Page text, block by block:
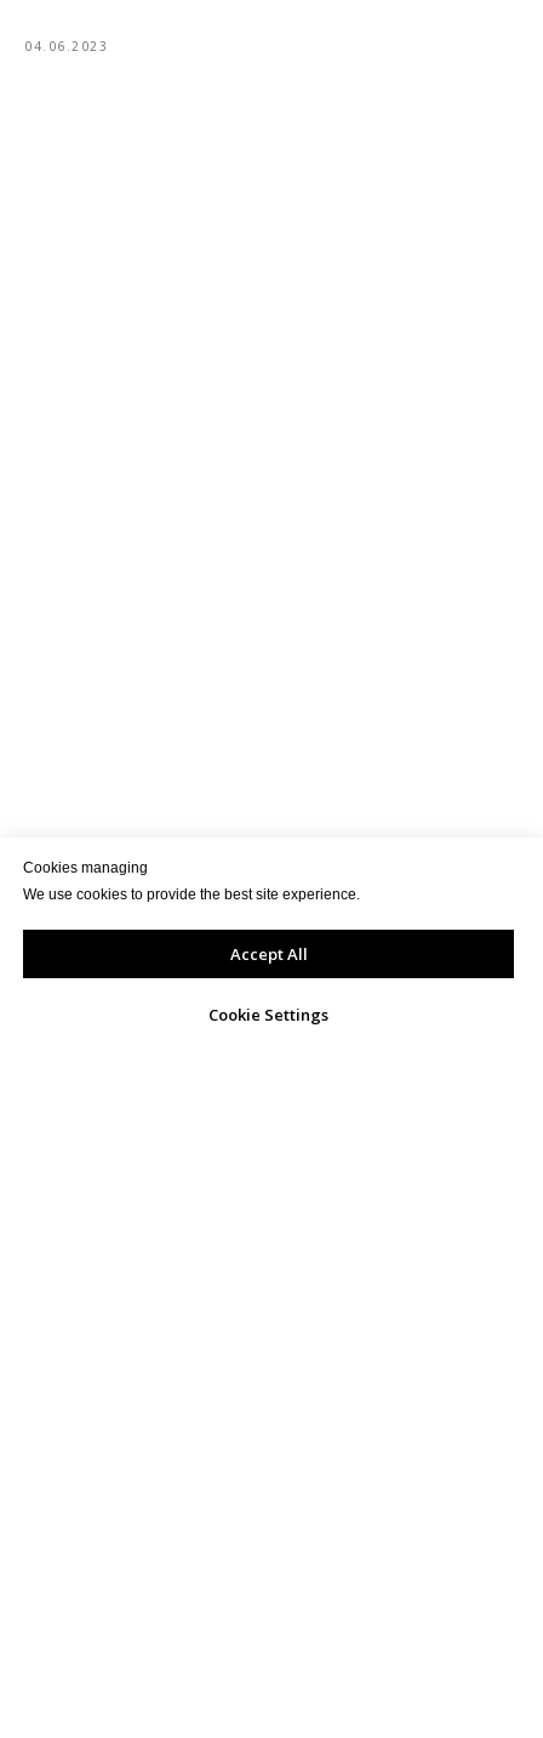
Cookies managing
We use cookies to provide the best site experience.
Accept All
Cookie Settings
04.06.2023